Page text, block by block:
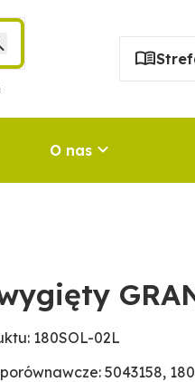
O nas
180SOL-02L
5043158,